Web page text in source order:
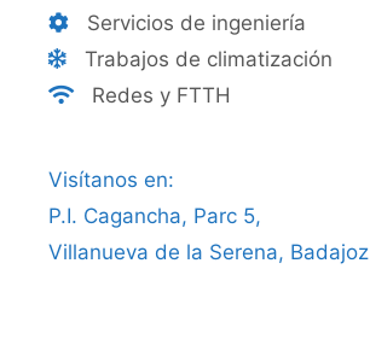
Servicios de ingeniería
Trabajos de climatización
Redes y FTTH
Visítanos en:
P.I. Cagancha, Parc 5,
Villanueva de la Serena, Badajoz